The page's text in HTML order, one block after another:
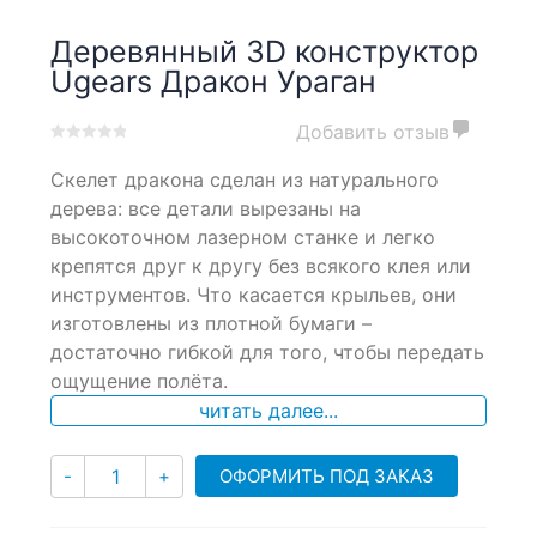
Деревянный 3D конструктор
Ugears Дракон Ураган
out
based
on
customer
ratings
Добавить отзыв
Скелет дракона сделан из натурального
дерева: все детали вырезаны на
высокоточном лазерном станке и легко
крепятся друг к другу без всякого клея или
инструментов. Что касается крыльев, они
изготовлены из плотной бумаги –
достаточно гибкой для того, чтобы передать
ощущение полёта.
читать далее...
- Количество
+ ОФОРМИТЬ ПОД ЗАКАЗ